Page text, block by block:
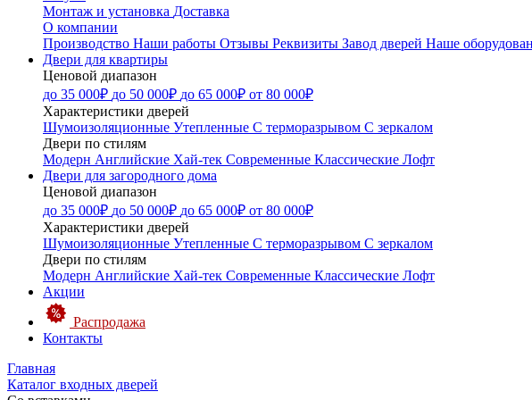
Монтаж и установка Доставка
О компании
Производство Наши работы Отзывы Реквизиты Завод дверей Наше
Двери для квартиры
Ценовой диапазон
до 35 000₽ до 50 000₽ до 65 000₽ от 80 000₽
Характеристики дверей
Шумоизоляционные Утепленные С терморазрывом С зеркалом
Двери по стилям
Модерн Английские Хай-тек Современные Классические Лофт
Двери для загородного дома
Ценовой диапазон
до 35 000₽ до 50 000₽ до 65 000₽ от 80 000₽
Характеристики дверей
Шумоизоляционные Утепленные С терморазрывом С зеркалом
Двери по стилям
Модерн Английские Хай-тек Современные Классические Лофт
Акции
Распродажа
Контакты
Главная
Каталог входных дверей